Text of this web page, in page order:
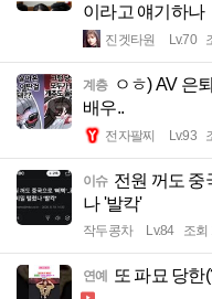
이라고 얘기하나
진겟타원 Lv.70
계층
ㅇㅎ) AV 은
배우..
전자팔찌 Lv.93
이슈 전원 꺼도
나 '발칵'
작두콩차 Lv.84 조회
연예 또 파묘 당한